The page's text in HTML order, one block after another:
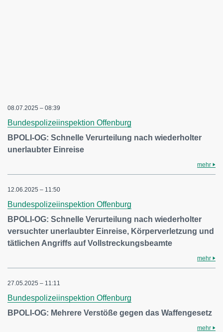
08.07.2025 – 08:39
Bundespolizeiinspektion Offenburg
BPOLI-OG: Schnelle Verurteilung nach wiederholter
unerlaubter Einreise
mehr
12.06.2025 – 11:50
Bundespolizeiinspektion Offenburg
BPOLI-OG: Schnelle Verurteilung nach wiederholter
versuchter unerlaubter Einreise, Körperverletzung und
tätlichen Angriffs auf Vollstreckungsbeamte
mehr
27.05.2025 – 11:11
Bundespolizeiinspektion Offenburg
BPOLI-OG: Mehrere Verstöße gegen das Waffengesetz
mehr